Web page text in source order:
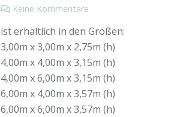
Keine Kommentare
ist erhältlich in den Größen:
3,00m x 3,00m x 2,75m (h)
4,00m x 4,00m x 3,15m (h)
4,00m x 6,00m x 3,15m (h)
6,00m x 4,00m x 3,57m (h)
6,00m x 6,00m x 3,57m (h)